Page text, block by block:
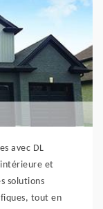
avec DL
et
solutions
tout en